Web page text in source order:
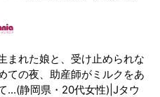
まれた娘と、受け止められな
ての夜、助産師がミルクをあ
...(静岡県・20代女性)|Jタウ